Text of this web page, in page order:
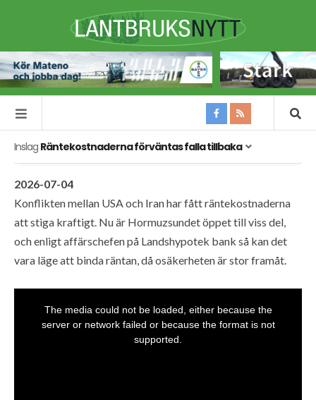
Inslag Räntekostnaderna förväntas falla tillbaka
2026-07-04
Konflikten mellan USA och Iran har fått räntekostnaderna
att stiga kraftigt. Nu är Hormuzsundet öppet till viss del,
och enligt affärschefen på Landshypotek bank så kan det
vara läge att binda räntan, då osäkerheten är stor framåt.